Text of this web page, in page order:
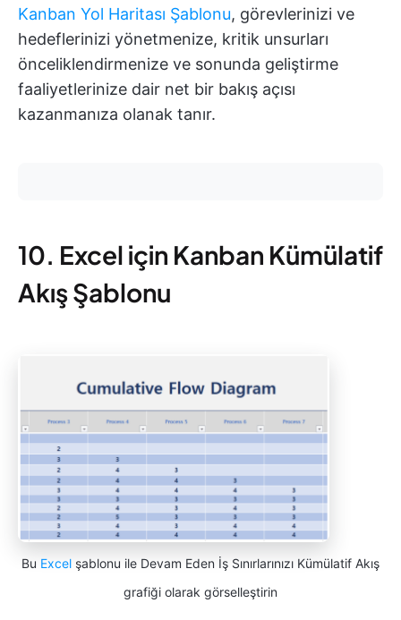
Kanban Yol Haritası Şablonu, görevlerinizi ve
hedeflerinizi yönetmenize, kritik unsurları
önceliklendirmenize ve sonunda geliştirme
faaliyetlerinize dair net bir bakış açısı
kazanmanıza olanak tanır.
10. Excel için Kanban Kümülatif
Akış Şablonu
Bu Excel şablonu ile Devam Eden İş Sınırlarınızı Kümülatif Akış
grafiği olarak görselleştirin